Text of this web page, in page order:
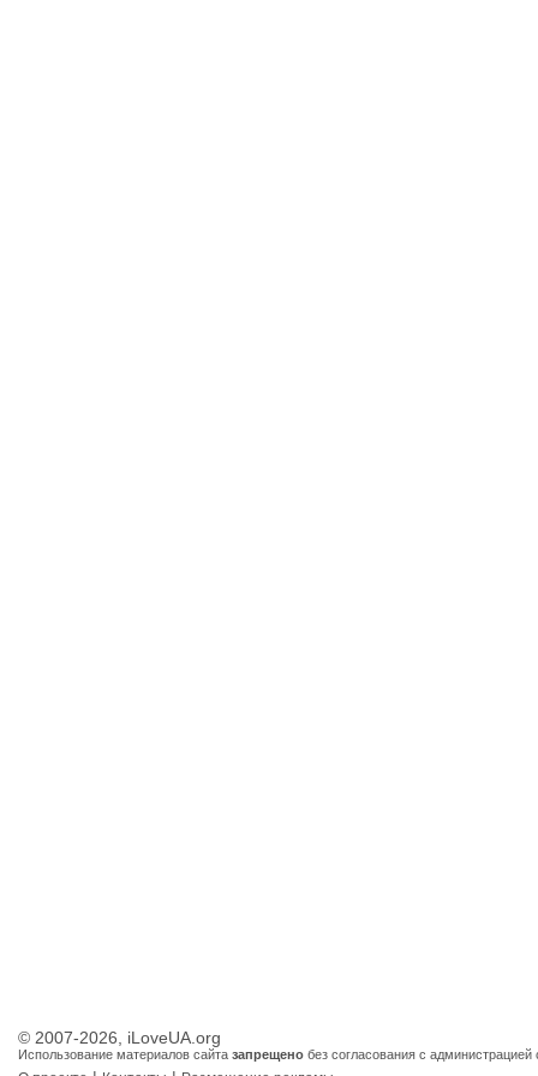
© 2007-2026, iLoveUA.org
Использование материалов сайта запрещено без согласования с администрацией